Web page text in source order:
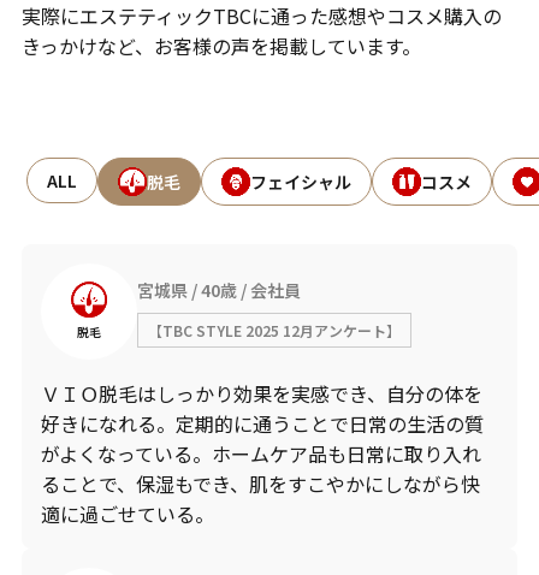
実際にエステティックTBCに通った感想やコスメ購入の
きっかけなど、お客様の声を掲載しています。
ALL 脱毛 フェイシャル コスメ
脱毛
宮城県 40歳 会社員
【TBC STYLE 2025 12月アンケート】
ＶＩＯ脱毛はしっかり効果を実感でき、自分の体を
好きになれる。定期的に通うことで日常の生活の質
がよくなっている。ホームケア品も日常に取り入れ
ることで、保湿もでき、肌をすこやかにしながら快
適に過ごせている。